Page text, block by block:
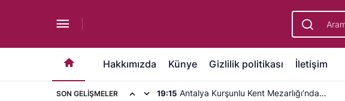
Hakkımızda Künye Gizlilik politikası İletişim
SON GELIŞMELER 19:15 Antalya Kurşunlu Kent Mezarlığı’nda
İran televizyonundan çeviri skandalı